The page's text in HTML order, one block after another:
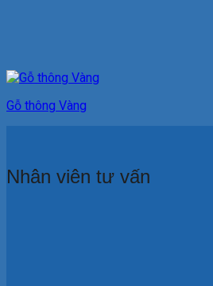
Gỗ thông Vàng
Nhân viên tư vấn